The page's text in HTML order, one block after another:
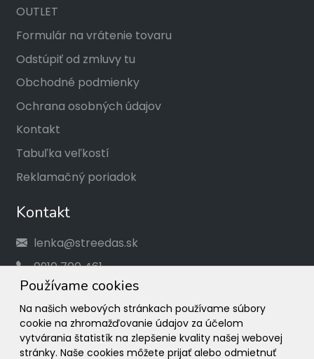
Používame cookies
Na našich webových stránkach používame súbory
cookie na zhromažďovanie údajov za účelom
vytvárania štatistík na zlepšenie kvality našej webovej
stránky. Naše cookies môžete prijať alebo odmietnuť
OUTLET
Formulár na vrátenie tovaru
Odstúpiť od zmluvy tu
Obchodné podmienky
Ochrana osobných údajov
Kontakt
Tabuľka veľkostí
Reklamačný poriadok
Kontakt
lenka@streedas.sk
0910 700 461
Social
Facebook